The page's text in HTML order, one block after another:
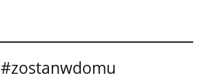
#zostanwdomu